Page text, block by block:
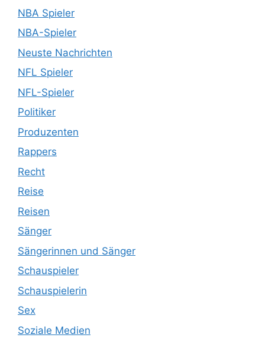
NBA Spieler
NBA-Spieler
Neuste Nachrichten
NFL Spieler
NFL-Spieler
Politiker
Produzenten
Rappers
Recht
Reise
Reisen
Sänger
Sängerinnen und Sänger
Schauspieler
Schauspielerin
Sex
Soziale Medien